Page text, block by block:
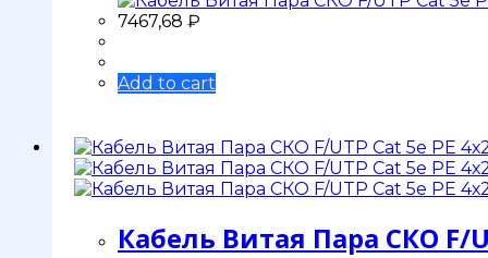
7467,68 ₽
Add to cart
Кабель Витая Пара СКО F/